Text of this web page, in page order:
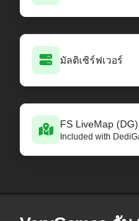
มัลติเซิร์ฟเวอร์
FS LiveMap (DG)
Included with